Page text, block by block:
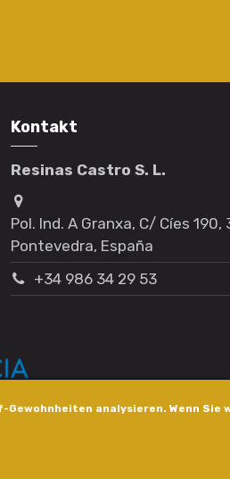
analysieren. Wenn Sie
Kontakt
Resinas Castro S. L.
Pol. Ind. A Granxa, C/ Cíes 190,
Pontevedra, España
+34 986 34 29 53